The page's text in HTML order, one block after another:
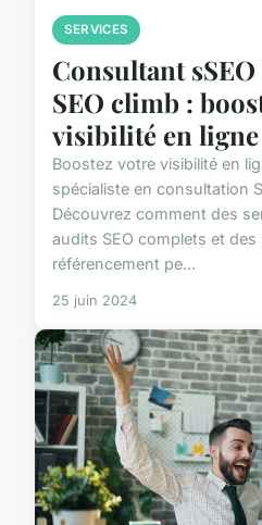
SERVICES
Consultant
SEO climb :
visibilité en ligne
Boostez votre visibilité en
spécialiste en consultation
Découvrez comment des
audits SEO complets et
référencement pe...
25 juin 2024